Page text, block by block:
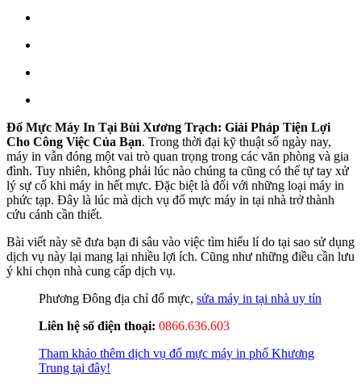
Đổ Mực Máy In Tại Bùi Xương Trạch: Giải Pháp Tiện Lợi
Cho Công Việc Của Bạn. Trong thời đại kỹ thuật số ngày nay,
máy in vẫn đóng một vai trò quan trọng trong các văn phòng và gia
đình. Tuy nhiên, không phải lúc nào chúng ta cũng có thể tự tay xử
lý sự cố khi máy in hết mực. Đặc biệt là đối với những loại máy in
phức tạp. Đây là lúc mà dịch vụ đổ mực máy in tại nhà trở thành
cứu cánh cần thiết.
Bài viết này sẽ đưa bạn đi sâu vào việc tìm hiểu lí do tại sao sử dụng
dịch vụ này lại mang lại nhiều lợi ích. Cũng như những điều cần lưu
ý khi chọn nhà cung cấp dịch vụ.
Phương Đông địa chỉ đổ mực, sửa máy in tại nhà uy tín
Liên hệ số điện thoại: 0866.636.603
Tham khảo thêm dịch vụ đổ mực máy in phố Khương
Trung tại đây!